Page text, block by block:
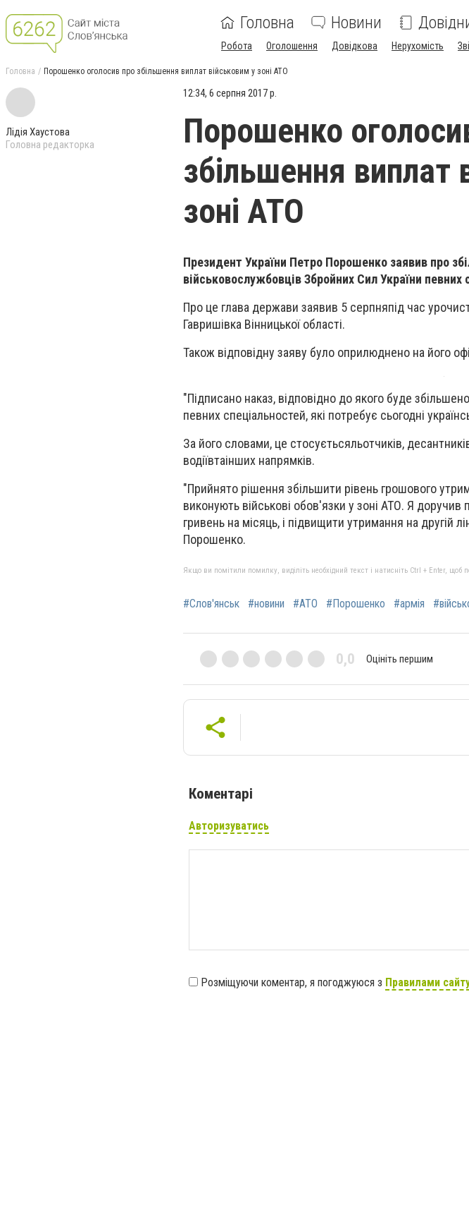
Головна Новини
Робота Оголошення Довідкова Нерухомість
Головна Порошенко оголосив про збільшення виплат військовим у зоні АТО
Лідія Хаустова
Головна редакторка
12:34, 6 серпня 2017 р.
Порошенко
збільшення виплат
зоні АТО
Президент України Петро Порошенко заявив про
військовослужбовців Збройних Сил України певних
Про це глава держави заявив 5 серпняпід час
Гавришівка Вінницької області.
Також відповідну заяву було оприлюднено на його
"Підписано наказ, відповідно до якого буде
певних спеціальностей, які потребує сьогодні
За його словами, це стосуєтьсяльотчиків,
водіївтаінших напрямків.
"Прийнято рішення збільшити рівень грошового
виконують військові обов'язки у зоні АТО. Я доручив
гривень на місяць, і підвищити утримання на другій
Порошенко.
Якщо ви помітили помилку, виділіть необхідний текст і натисніть Ctrl + Enter, щоб
#Слов'янськ #новини #АТО #Порошенко #армія
0,0 Оцініть першим
Коментарі
Авторизуватись
Розміщуючи коментар, я погоджуюся з Правилами